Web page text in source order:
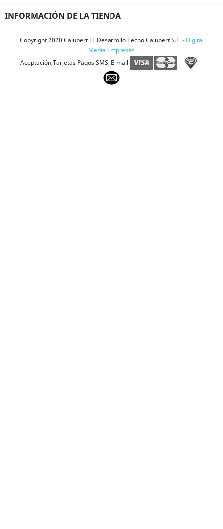
INFORMACIÓN DE LA TIENDA
Copyright 2020 Calubert || Desarrollo Tecno Calubert S.L.- Digital
Media Empresas
Aceptación,Tarjetas Pagos SMS, E-mail